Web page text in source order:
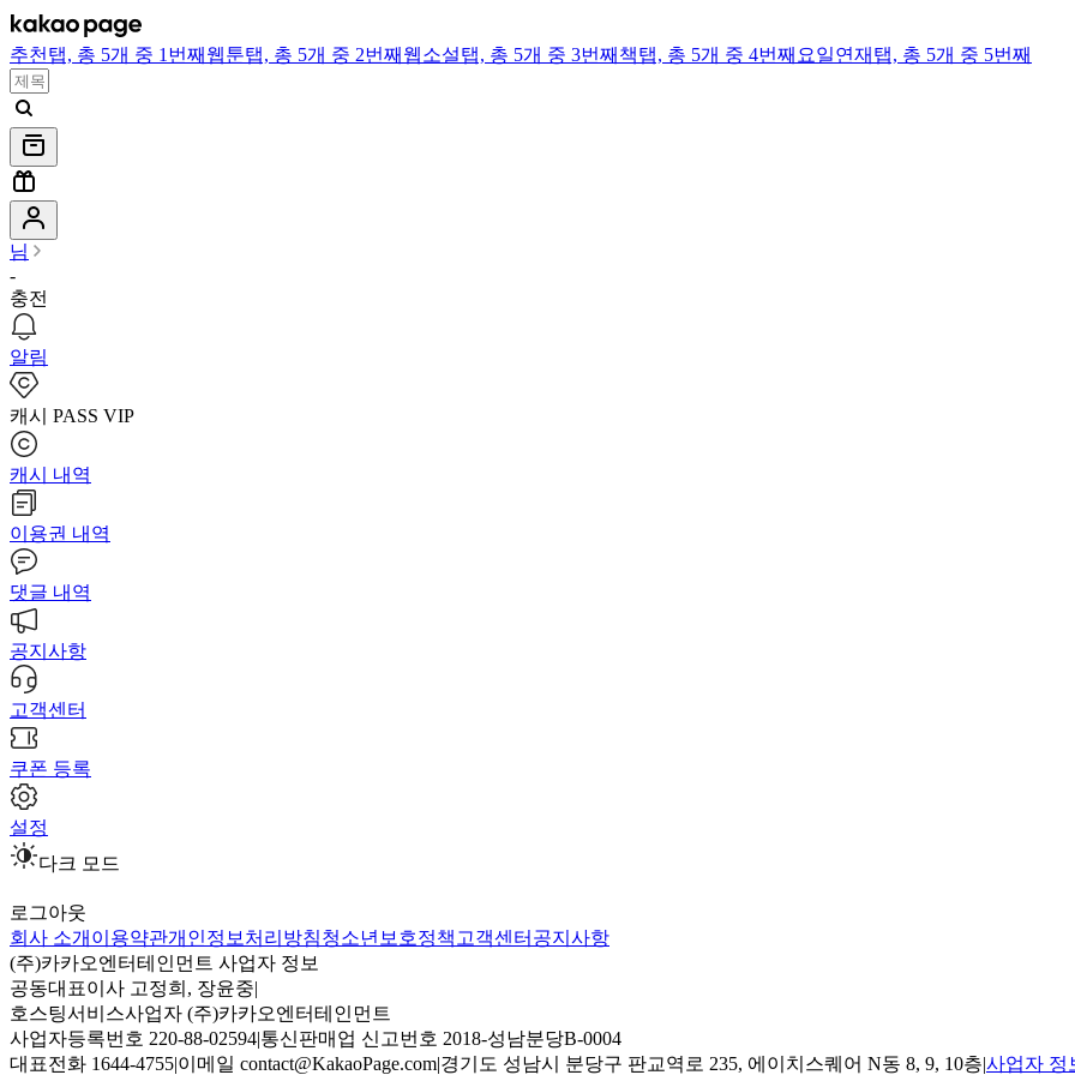
추천 탭, 총 5개 중 1번째 웹툰탭, 총 5개 중 2번째 웹소설탭, 총 5개 중 3번째 책탭, 총 5개 중 4번째 요일연재 탭, 총 5개 중 5번째
님
-
충전
알림
캐시 PASS VIP
캐시 내역
이용권 내역
댓글 내역
공지사항
고객센터
쿠폰 등록
설정
다크 모드
로그아웃
회사 소개 이용약관개인정보처리방침청소년보호정책 고객센터 공지사항
(주)카카오엔터테인먼트 사업자 정보
공동대표이사 고정희, 장윤중|
호스팅서비스사업자 (주)카카오엔터테인먼트
사업자등록번호 220-88-02594|통신판매업 신고번호 2018-성남분당B-0004
대표전화 1644-4755|이메일 contact@KakaoPage.com|경기도 성남시 분당구 판교역로 235, 에이치스퀘어 N동 8, 9, 10층|사업자 정